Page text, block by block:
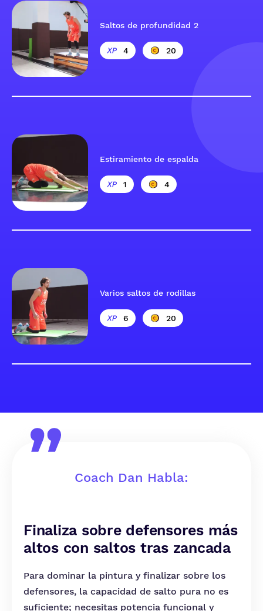
Saltos de profundidad 2
4 20
Estiramiento de espalda
1 4
Varios saltos de rodillas
6 20
Coach Dan Habla:
Finaliza sobre defensores más
altos con saltos tras zancada
Para dominar la pintura y finalizar sobre los
defensores, la capacidad de salto pura no es
suficiente; necesitas potencia funcional y